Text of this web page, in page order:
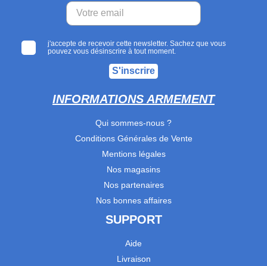
j'accepte de recevoir cette newsletter. Sachez que vous
pouvez vous désinscrire à tout moment.
S'inscrire
INFORMATIONS ARMEMENT
Qui sommes-nous ?
Conditions Générales de Vente
Mentions légales
Nos magasins
Nos partenaires
Nos bonnes affaires
SUPPORT
Aide
Livraison